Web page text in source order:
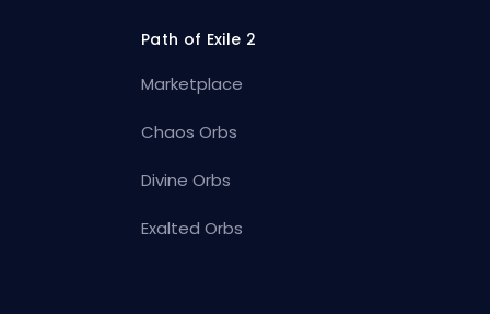
Path of Exile 2
Marketplace
Chaos Orbs
Divine Orbs
Exalted Orbs